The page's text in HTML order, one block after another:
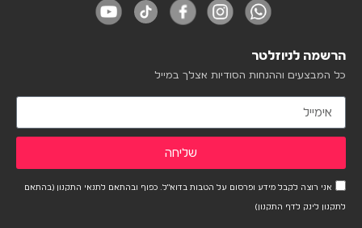
הרשמה לניוזלטר
כל המבצעים וההנחות הסודיות אצלך במייל
אני רוצה לקבל מידע ופרסום על הטבות בדוא"ל. כפוף ובהתאם לתנאי התקנון (בהתאם
לתקנון לינק לדף התקנון)
שליחה